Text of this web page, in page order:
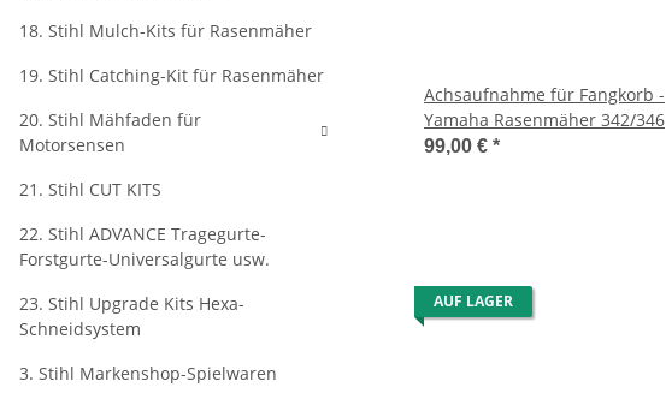
Achsaufnahme für Fangkorb -
Yamaha Rasenmäher 342/346
99,00 € *
AUF LAGER
18. Stihl Mulch-Kits für Rasenmäher
19. Stihl Catching-Kit für Rasenmäher
20. Stihl Mähfaden für
Motorsensen
21. Stihl CUT KITS
22. Stihl ADVANCE Tragegurte-
Forstgurte-Universalgurte usw.
23. Stihl Upgrade Kits Hexa-
Schneidsystem
3. Stihl Markenshop-Spielwaren